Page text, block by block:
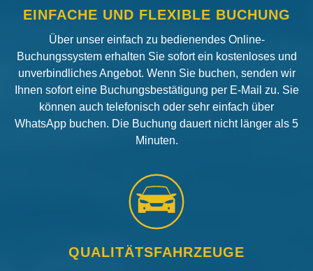
EINFACHE UND FLEXIBLE BUCHUNG
Über unser einfach zu bedienendes Online-
Buchungssystem erhalten Sie sofort ein kostenloses und
unverbindliches Angebot. Wenn Sie buchen, senden wir
Ihnen sofort eine Buchungsbestätigung per E-Mail zu. Sie
können auch telefonisch oder sehr einfach über
WhatsApp buchen. Die Buchung dauert nicht länger als 5
Minuten.
QUALITÄTSFAHRZEUGE